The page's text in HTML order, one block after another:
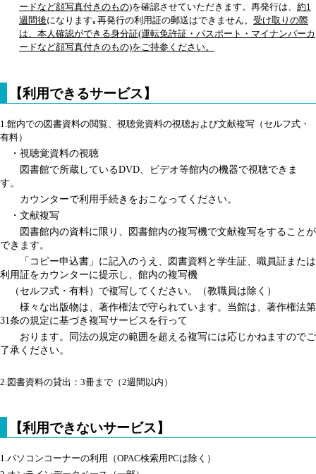
ードなど顔写真付きのもの)を確認させていただきます。再発行は、 約1
週間後になります｡再発行の利用証の郵送はできません。 受け取りの際
は、本人確認ができる身分証(運転免許証・パスポート・マイナンバーカ
ードなど顔写真付きのもの)をご持参ください。
【利用できるサービス】
1. 館内での図書資料の閲覧、視聴覚資料の視聴および文献複写（セルフ式・
有料）
・視聴覚資料の視聴
図書館で所蔵しているDVD、ビデオ等館内の機器で視聴できま
す。
カウンターで利用手続きをおこなってください。
・文献複写
図書館内の資料に限り、図書館内の複写機で文献複写をすることが
できます。
「コピー申込書」に記入のうえ、図書資料と学生証、職員証または
利用証をカウンターに提示し、館内の複写機
（セルフ式・有料）で複写してください。（教職員は除く）
様々な出版物は、著作権法で守られています。当館は、著作権法第
31条の規定に基づき複写サービスを行って
おります。同法の規定の範囲を超える複写には応じかねますのでご
了承ください。
2. 図書資料の貸出：3冊まで（2週間以内）
【利用できないサービス】
1.パソコンコーナーの利用（OPAC検索用PCは除く）